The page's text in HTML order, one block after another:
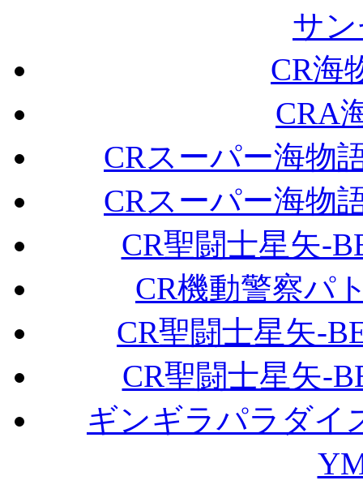
サン
CR海
CRA
CRスーパー海物
CRスーパー海物
CR聖闘士星矢-
CR機動警察パ
CR聖闘士星矢-
CR聖闘士星矢-
ギンギラパラダイ